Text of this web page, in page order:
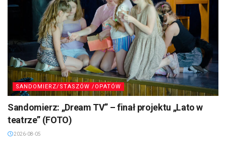
SANDOMIERZ/STASZÓW /OPATÓW
Sandomierz: „Dream TV” – finał projektu „Lato w
teatrze” (FOTO)
2026-08-05